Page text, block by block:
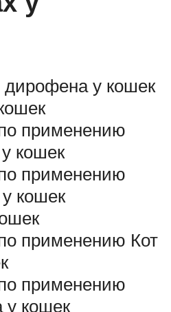
у кошек
применению
кошек
применению
кошек
применению Кот
применению
кошек